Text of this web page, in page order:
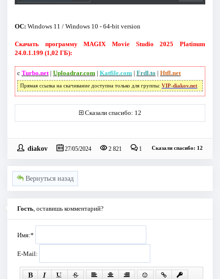
ОС: Windows 11 / Windows 10 - 64-bit version
Скачать программу MAGIX Movie Studio 2025 Platinum
24.0.1.199 (1,02 ГБ):
с Turbo.net| Uploadrar.com | Katfile.com | Frdl.to | Htfl.net
Прямая ссылка на скачивание доступна только для группы: VIP-diakov.net
Сказали спасибо: 12
diakov 27/05/2024 2 821 1 Сказали спасибо: 12
Вернуться назад
Гость , оставишь комментарий?
Имя:*
E-Mail: